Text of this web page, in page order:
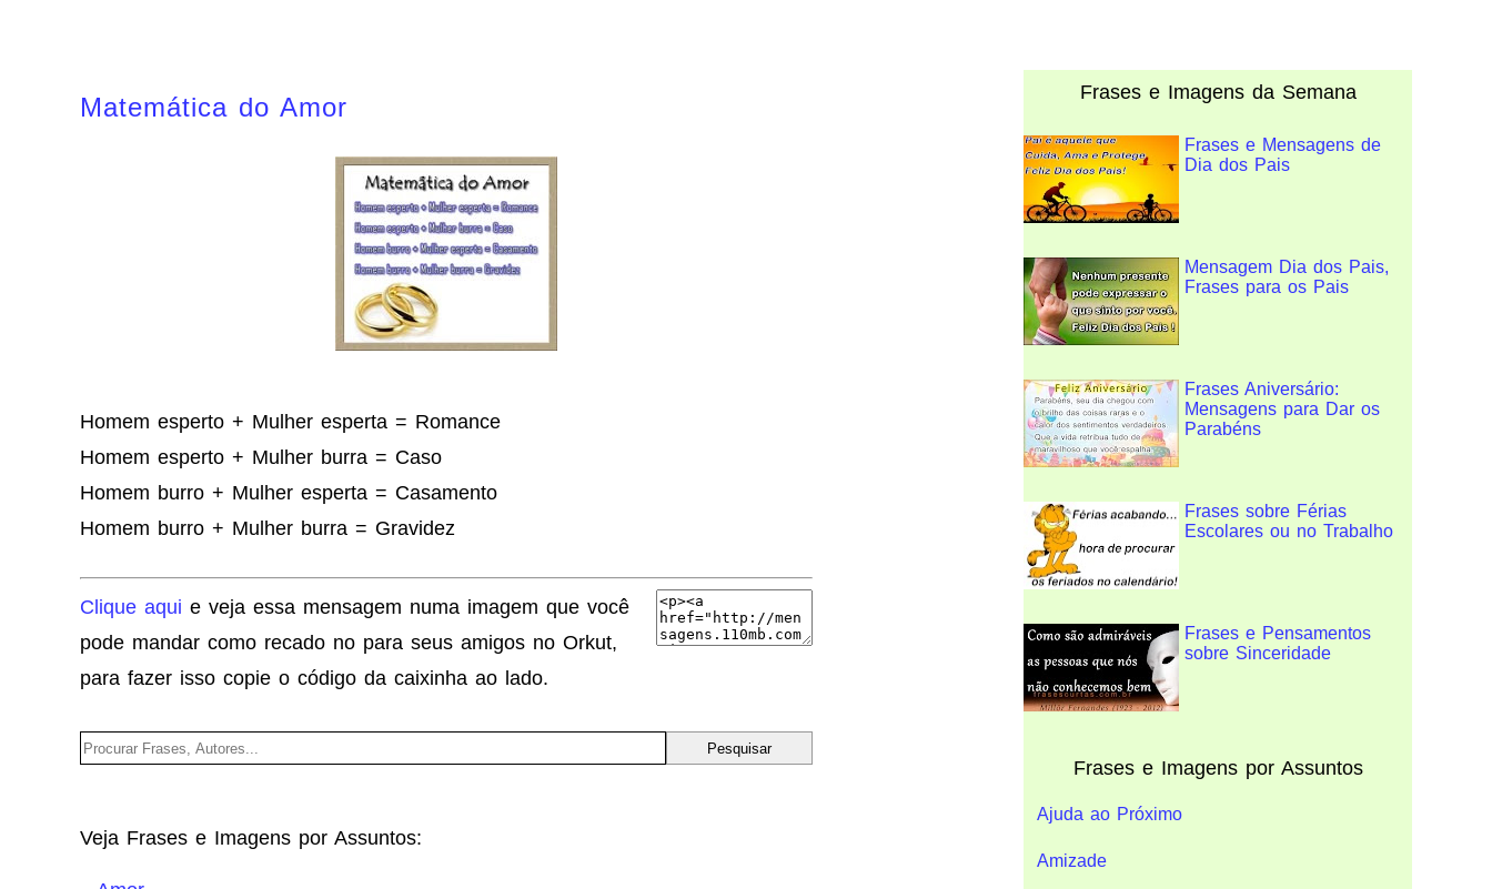
Matemática do Amor
Homem esperto + Mulher esperta = Romance
Homem esperto + Mulher burra = Caso
Homem burro + Mulher esperta = Casamento
Homem burro + Mulher burra = Gravidez
Clique aqui e veja essa mensagem numa imagem que você
pode mandar como recado no para seus amigos no Orkut,
para fazer isso copie o código da caixinha ao lado.
Veja Frases e Imagens por Assuntos:
Frases e Imagens da Semana
Frases e Mensagens de
Dia dos Pais
Mensagem Dia dos Pais,
Frases para os Pais
Frases Aniversário:
Mensagens para Dar os
Parabéns
Frases sobre Férias
Escolares ou no Trabalho
Frases e Pensamentos
sobre Sinceridade
Frases e Imagens por Assuntos
Ajuda ao Próximo
Amizade